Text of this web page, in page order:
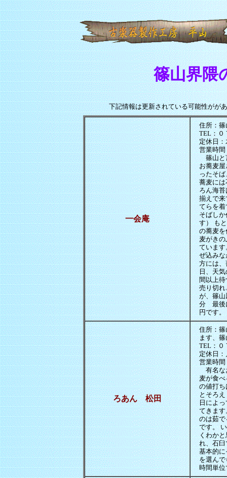
篠山界隈
下記情報は更新されている可能性がが
一会庵
住所：
TEL：０
定休日
営業時
篠山と
お蕎麦
ったそ
蕎麦に
ろん海
揃えで
てらを
そばし
す） も
の蕎麦
麦がき
ていま
ぜ込み
方には
日、天
間以上
売り切
が、篠
分 最後
円です。
ろあん 松田
住所：
ます、
TEL：０
定休日
営業時
有名な
麦が食
の値打
とそろ
日によ
てきま
のは茹
です。
くわか
れ、石
基本的
を選ん
時間単